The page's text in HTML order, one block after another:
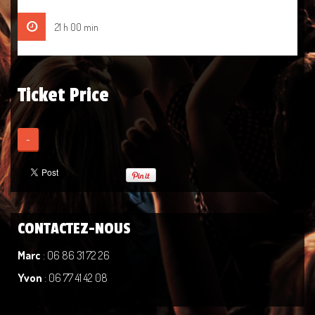
21 h 00 min
Ticket Price
-
CONTACTEZ-NOUS
Marc : 06 86 31 72 26
Yvon : 06 77 41 42 08